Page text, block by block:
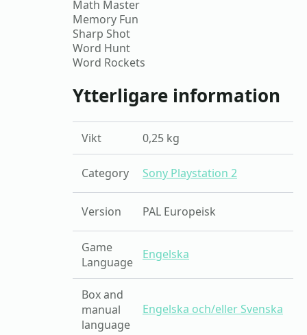
Math Master
Memory Fun
Sharp Shot
Word Hunt
Word Rockets
Ytterligare information
Vikt 0,25 kg
Category Sony Playstation 2
Version PAL Europeisk
Game
Language
Engelska
Box and
manual
language
Engelska och/eller Svenska